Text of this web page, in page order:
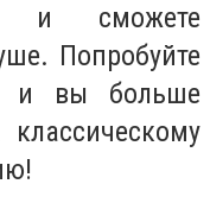
и сможете
Попробуйте
и вы больше